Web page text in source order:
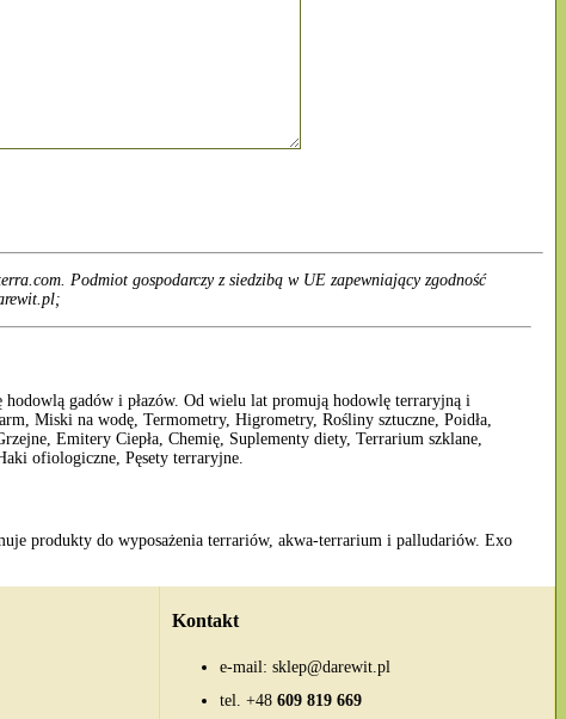
Podmiot gospodarczy z siedzibą w UE zapewniający zgodność
hodowlą gadów i płazów. Od wielu lat promują hodowlę terraryjną i
Miski na wodę, Termometry, Higrometry, Rośliny sztuczne, Poidła,
Emitery Ciepła, Chemię, Suplementy diety, Terrarium szklane,
ofiologiczne, Pęsety terraryjne.
produkty do wyposażenia terrariów, akwa-terrarium i palludariów. Exo
Kontakt
e-mail: sklep@darewit.pl
tel. +48609 819 669